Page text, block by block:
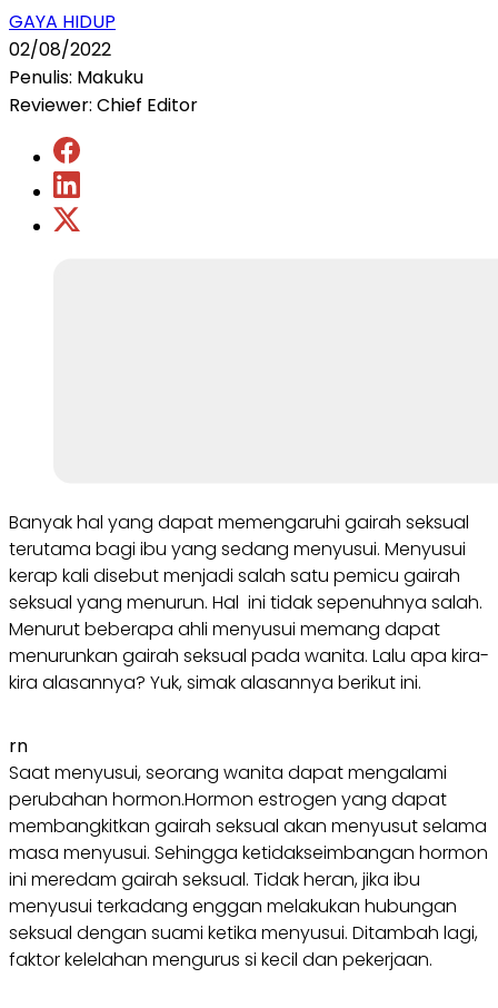
GAYA HIDUP
02/08/2022
Penulis: Makuku
Reviewer: Chief Editor
Banyak hal yang dapat memengaruhi gairah seksual
terutama bagi ibu yang sedang menyusui. Menyusui
kerap kali disebut menjadi salah satu pemicu gairah
seksual yang menurun. Hal ini tidak sepenuhnya salah.
Menurut beberapa ahli menyusui memang dapat
menurunkan gairah seksual pada wanita. Lalu apa kira-
kira alasannya? Yuk, simak alasannya berikut ini.
rn
Saat menyusui, seorang wanita dapat mengalami
perubahan hormon.Hormon estrogen yang dapat
membangkitkan gairah seksual akan menyusut selama
masa menyusui. Sehingga ketidakseimbangan hormon
ini meredam gairah seksual. Tidak heran, jika ibu
menyusui terkadang enggan melakukan hubungan
seksual dengan suami ketika menyusui. Ditambah lagi,
faktor kelelahan mengurus si kecil dan pekerjaan.